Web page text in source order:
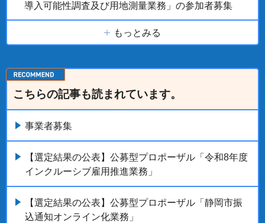
導入可能性調査及び用地測量業務」の参加者募集
もっとみる
こちらの記事も読まれています。
事業者募集
【選定結果の公表】公募型プロポーザル「令和8年度
インクルーシブ雇用推進業務」
【選定結果の公表】公募型プロポーザル「静岡市振
込通知オンライン化業務」